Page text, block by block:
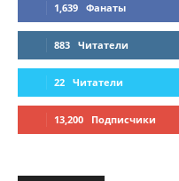
1,639 Фанаты
883 Читатели
22 Читатели
13,200 Подписчики